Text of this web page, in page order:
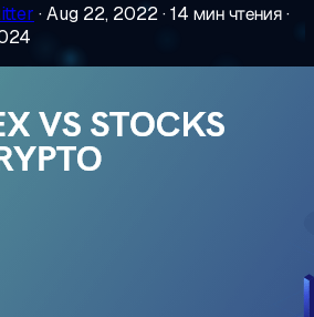
·Aug 22, 2022·14 мин чтения·